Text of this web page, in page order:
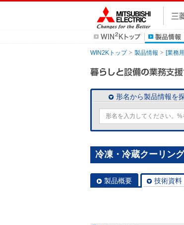
WIN2Kトップ 製品情報 [業務
形名から製品情報を
冷凍・冷蔵クーリン
製品概要 技術資料